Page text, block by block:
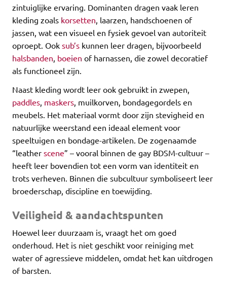
zintuiglijke ervaring. Dominanten dragen vaak leren
kleding zoals korsetten , laarzen, handschoenen of
jassen, wat een visueel en fysiek gevoel van autoriteit
oproept. Ook sub’s kunnen leer dragen, bijvoorbeeld
halsbanden boeien of harnassen, die zowel decoratief
als functioneel zijn.
Naast kleding wordt leer ook gebruikt in zwepen,
paddles maskers , muilkorven, bondagegordels en
meubels. Het materiaal vormt door zijn stevigheid en
natuurlijke weerstand een ideaal element voor
speeltuigen en bondage-artikelen. De zogenaamde
“leather scene” – vooral binnen de gay BDSM-cultuur –
heeft leer bovendien tot een vorm van identiteit en
trots verheven. Binnen die subcultuur symboliseert leer
broederschap, discipline en toewijding.
Veiligheid & aandachtspunten
Hoewel leer duurzaam is, vraagt het om goed
onderhoud. Het is niet geschikt voor reiniging met
water of agressieve middelen, omdat het kan uitdrogen
of barsten.